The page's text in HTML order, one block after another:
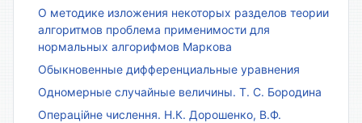
О методике изложения некоторых разделов теории
алгоритмов проблема применимости для
нормальных алгорифмов Маркова
Обыкновенные дифференциальные уравнения
Одномерные случайные величины. Т. С. Бородина
Операційне числення. Н.К. Дорошенко, В.Ф.